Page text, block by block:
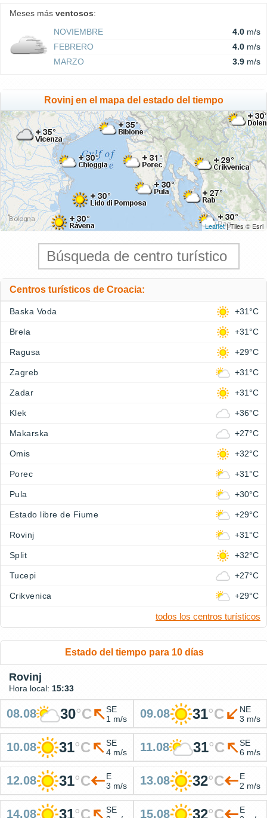
Meses más ventosos:
NOVIEMBRE
4.0 m/s
FEBRERO
4.0 m/s
MARZO
3.9 m/s
Rovinj en el mapa del estado del tiempo
Leaflet| Tiles © Esri
Centros turísticos de Croacia:
Baska Voda +31°C
Brela +31°C
Ragusa +29°C
Zagreb +31°C
Zadar +31°C
Klek +36°C
Makarska +27°C
Omis +32°C
Porec +31°C
Pula +30°C
Estado libre de Fiume +29°C
Rovinj +31°C
Split +32°C
Tucepi +27°C
Crikvenica +29°C
todos los centros turísticos
Estado del tiempo para 10 días
Rovinj
Hora local: 15:33
08.08 30°C
SE
1 m/s
09.08 31°C
NE
3 m/s
10.08 31°C
SE
4 m/s
11.08 31°C
SE
6 m/s
12.08 31°C
E
3 m/s
13.08 32°C
E
2 m/s
14.08 31°C
SE
15.08 32°C
E